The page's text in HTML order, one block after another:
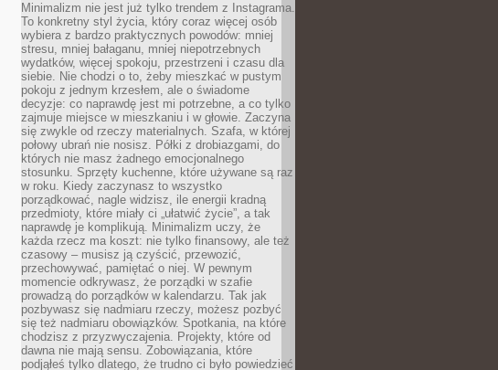
Minimalizm nie jest już tylko trendem z Instagrama.
To konkretny styl życia, który coraz więcej osób
wybiera z bardzo praktycznych powodów: mniej
stresu, mniej bałaganu, mniej niepotrzebnych
wydatków, więcej spokoju, przestrzeni i czasu dla
siebie. Nie chodzi o to, żeby mieszkać w pustym
pokoju z jednym krzesłem, ale o świadome
decyzje: co naprawdę jest mi potrzebne, a co tylko
zajmuje miejsce w mieszkaniu i w głowie. Zaczyna
się zwykle od rzeczy materialnych. Szafa, w której
połowy ubrań nie nosisz. Półki z drobiazgami, do
których nie masz żadnego emocjonalnego
stosunku. Sprzęty kuchenne, które używane są raz
w roku. Kiedy zaczynasz to wszystko
porządkować, nagle widzisz, ile energii kradną
przedmioty, które miały ci „ułatwić życie”, a tak
naprawdę je komplikują. Minimalizm uczy, że
każda rzecz ma koszt: nie tylko finansowy, ale też
czasowy – musisz ją czyścić, przewozić,
przechowywać, pamiętać o niej. W pewnym
momencie odkrywasz, że porządki w szafie
prowadzą do porządków w kalendarzu. Tak jak
pozbywasz się nadmiaru rzeczy, możesz pozbyć
się też nadmiaru obowiązków. Spotkania, na które
chodzisz z przyzwyczajenia. Projekty, które od
dawna nie mają sensu. Zobowiązania, które
podjąłeś tylko dlatego, że trudno ci było powiedzieć